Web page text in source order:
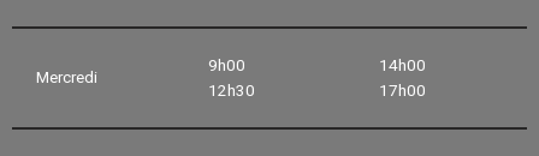
Mercredi
9h00
12h30
14h00
17h00